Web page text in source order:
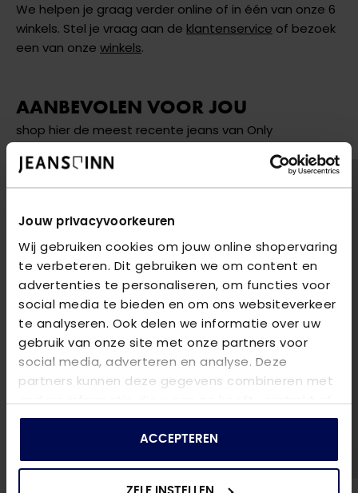
Jouw privacyvoorkeuren
Wij gebruiken cookies om jouw online shopervaring
te verbeteren. Dit gebruiken we om content en
advertenties te personaliseren, om functies voor
social media te bieden en om ons websiteverkeer
te analyseren. Ook delen we informatie over uw
gebruik van onze site met onze partners voor
social media, adverteren en analyse. Deze
partners kunnen deze gegevens combineren met
andere informatie die u aan ze heeft verstrekt of
die ze hebben verzameld op basis van uw gebruik
ACCEPTEREN
We helpen je graag verder online of in één van onze 6
winkels. Stel je vraag aan de klantenservice of bezoek
een van onze winkels.
AANBEVOLEN VOOR JOU
shop hier de meest recente jeans van Only
2voor€85 2voor€85